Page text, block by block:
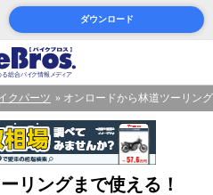
ダウンロード
クパーツ オンロードから林道ツーリン
リングまで使える！